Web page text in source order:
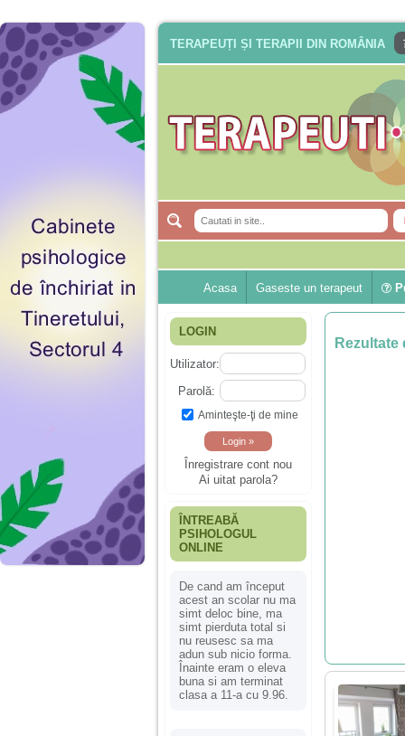
TERAPEUȚI ȘI TERAPII DIN ROMÂNIA
Acasa Gaseste un terapeut
LOGIN
Utilizator:
Parolă:
Aminteşte-ţi de mine
Înregistrare cont nou
Ai uitat parola?
ÎNTREABĂ
PSIHOLOGUL
ONLINE
De cand am început
acest an scolar nu ma
simt deloc bine, ma
simt pierduta total si
nu reusesc sa ma
adun sub nicio forma.
Înainte eram o eleva
buna si am terminat
clasa a 11-a cu 9.96.
Rezultate